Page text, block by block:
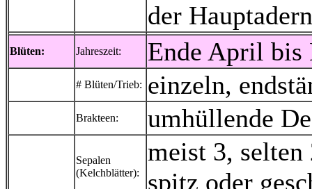
der Hauptadern
Blüten: Jahreszeit: Ende April bis
# Blüten/Trieb: einzeln,
Brakteen: umhüllende
Sepalen
(Kelchblätter):
meist 3, selten
spitz oder